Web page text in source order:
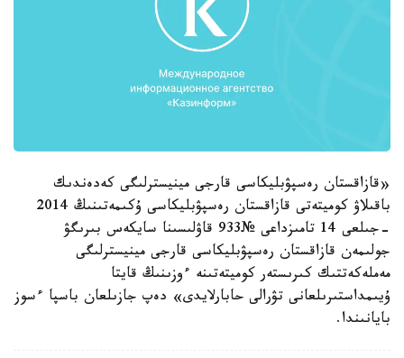
«قازاقستان رەسپۋبليكاسى قارجى مينيسترلىگى كەدەندىك
باقىلاۋ كوميتەتى قازاقستان رەسپۋبليكاسى ۇكىمەتىنىڭ 2014
-جىلعى 14 تامىزداعى №933 قاۋلىسىنا سايكەس بىرىگۋ
جولىمەن قازاقستان رەسپۋبليكاسى قارجى مينيسترلىگى
مەملەكەتتىك كىرىستەر كوميتەتىنە ءوزىنىڭ قايتا
ۇيىمداستىرىلعانى تۋرالى حابارلايدى» دەپ جازىلعان باسپا ءسوز
بايانىندا.